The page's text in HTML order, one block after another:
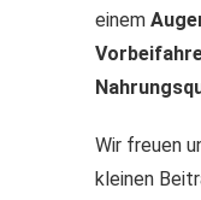
einem
Wir freuen
kleinen